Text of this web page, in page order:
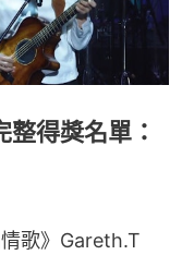
整得獎名單：
歌》Gareth.T